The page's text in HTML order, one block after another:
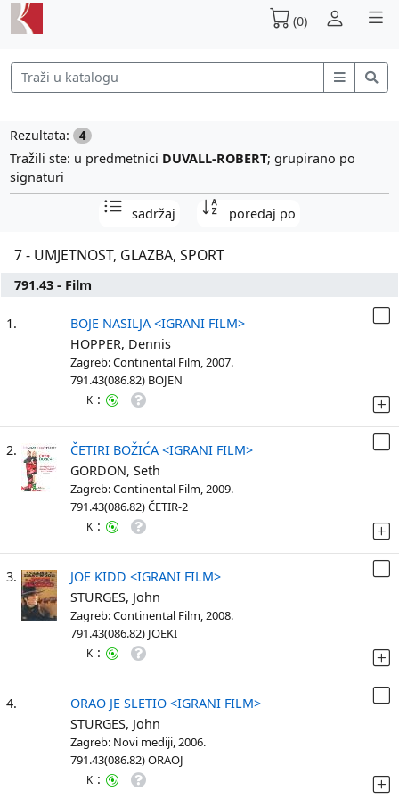
(0)
Rezultata: 4
Tražili ste: u predmetnici DUVALL-ROBERT; grupirano po
signaturi
sadržaj poredaj po
7 - UMJETNOST, GLAZBA, SPORT
791.43 - Film
1.
BOJE NASILJA <IGRANI FILM>
HOPPER, Dennis
Zagreb: Continental Film, 2007.
791.43(086.82) BOJEN
K :
2.
ČETIRI BOŽIĆA <IGRANI FILM>
GORDON, Seth
Zagreb: Continental Film, 2009.
791.43(086.82) ČETIR-2
K :
3.
JOE KIDD <IGRANI FILM>
STURGES, John
Zagreb: Continental Film, 2008.
791.43(086.82) JOEKI
K :
4.
ORAO JE SLETIO <IGRANI FILM>
STURGES, John
Zagreb: Novi mediji, 2006.
791.43(086.82) ORAOJ
K :